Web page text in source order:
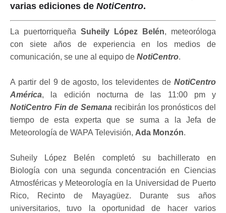
varias ediciones de NotiCentro.
La puertorriqueña Suheily López Belén, meteoróloga
con siete años de experiencia en los medios de
comunicación, se une al equipo de NotiCentro.
A partir del 9 de agosto, los televidentes de NotiCentro
América, la edición nocturna de las 11:00 pm y
NotiCentro Fin de Semana recibirán los pronósticos del
tiempo de esta experta que se suma a la Jefa de
Meteorología de WAPA Televisión, Ada Monzón.
Suheily López Belén completó su bachillerato en
Biología con una segunda concentración en Ciencias
Atmosféricas y Meteorología en la Universidad de Puerto
Rico, Recinto de Mayagüez. Durante sus años
universitarios, tuvo la oportunidad de hacer varios